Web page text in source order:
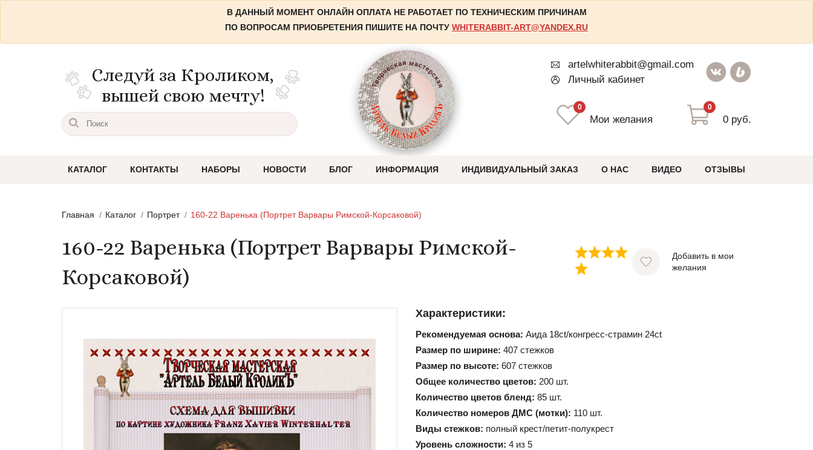
В ДАННЫЙ МОМЕНТ ОНЛАЙН ОПЛАТА НЕ РАБОТАЕТ ПО ТЕХНИЧЕСКИМ ПРИЧИНАМ
ПО ВОПРОСАМ ПРИОБРЕТЕНИЯ ПИШИТЕ НА ПОЧТУ WHITERABBIT-ART@YANDEX.RU
Следуй за Кроликом,
вышей свою мечту!
artelwhiterabbit@gmail.com
Личный кабинет
0
Мои желания
0
0 руб.
КАТАЛОГ
Городские пейзажи
Цветы и растения
Натюрморты с винными
гобелены, карты
Жанровые сцены
Религиозные сюжеты,
Дети, дети с животными,
КОНТАКТЫ НАБОРЫ НОВОСТИ БЛОГ ИНФОРМАЦИЯ
Отправка
Система скидок
ИНДИВИДУАЛЬНЫЙ ЗАКАЗ О НАС ВИДЕО ОТЗЫВЫ
Главная Каталог Портрет 160-22 Варенька (Портрет Варвары Римской-Корсаковой)
160-22 Варенька (Портрет Варвары Римской-
Корсаковой)
Добавить в мои
желания
Характеристики:
Рекомендуемая основа: Аида 18ct/конгресс-страмин 24ct
Размер по ширине: 407 стежков
Размер по высоте: 607 стежков
Общее количество цветов: 200 шт.
Количество цветов бленд: 85 шт.
Количество номеров ДМС (мотки): 110 шт.
Виды стежков: полный крест/петит-полукрест
Уровень сложности: 4 из 5